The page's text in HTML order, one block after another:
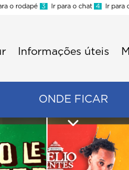
o rodapé 3 Ir para o chat 4 Ir para
Informações úteis
ONDE FICAR